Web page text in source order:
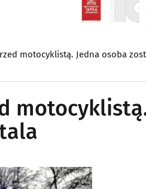
motocyklistą. Jedna osoba